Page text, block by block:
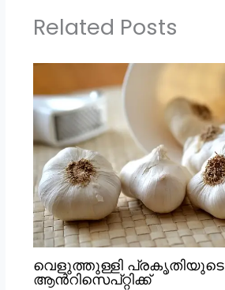
Related Posts
വെളുത്തുള്ളി പ്രകൃതിയുടെ
ആൻറിസെപ്റ്റിക്ക്